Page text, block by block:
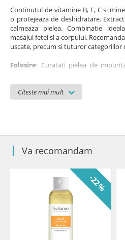
Citeste mai mult
Continutul de vitamine B, E, C si
o protejeaza de deshidratare.
calmeaza pielea. Combinatie
masajul fetei si a corpului.
uscate, precum si tuturor categoriilor
Folosire: Curatati pielea de
Substante active : ulei de floarea
ulei de galbenele, vitamine.
Ingrediente: Helianthus Annuus
Tocopheryl Acetate, Triticum Vulgare
Citronellol, Limonene, Citral,
Termen de valabilitate: 12 luni de la
Va recomandam
-22%